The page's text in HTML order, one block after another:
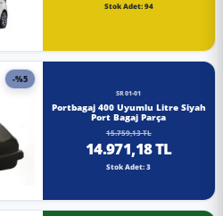
Stok Adet: 94
-%5
SR01-01
Portbagaj 400 Uyumlu Litre Siyah
Port Bagaj Parça
15.759,13 TL
14.971,18 TL
Stok Adet: 3